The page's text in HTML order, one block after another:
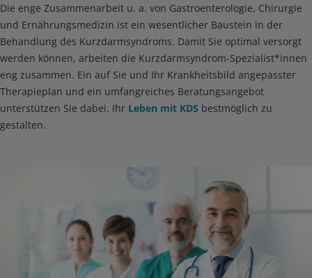
Die enge Zusammenarbeit u. a. von Gastroenterologie, Chirurgie
und Ernährungsmedizin ist ein wesentlicher Baustein in der
Behandlung des Kurzdarmsyndroms. Damit Sie optimal versorgt
werden können, arbeiten die Kurzdarmsyndrom-Spezialist*innen
eng zusammen. Ein auf Sie und Ihr Krankheitsbild angepasster
Therapieplan und ein umfangreiches Beratungsangebot
unterstützen Sie dabei, Ihr Leben mit KDS bestmöglich zu
gestalten.